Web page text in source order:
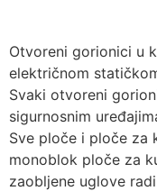
Otvoreni gorionici u
električnom
Svaki otvoreni
sigurnosnim
Sve ploče i ploče za
monoblok ploče za
zaobljene uglove